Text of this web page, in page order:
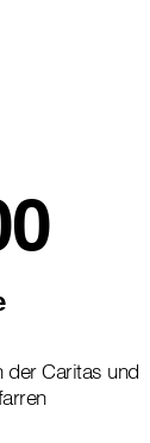
der Caritas und